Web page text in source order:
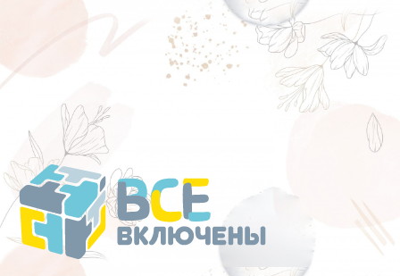
Перейти
к
содержанию